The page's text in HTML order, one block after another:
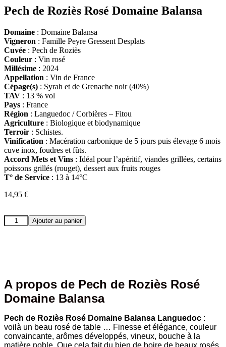
Pech de Roziès Rosé Domaine Balansa
Domaine : Domaine Balansa
Vigneron : Famille Peyre Gressent Desplats
Cuvée : Pech de Roziès
Couleur : Vin rosé
Millésime : 2024
Appellation : Vin de France
Cépage(s) : Syrah et de Grenache noir (40%)
TAV : 13 % vol
Pays : France
Région : Languedoc / Corbières – Fitou
Agriculture : Biologique et biodynamique
Terroir : Schistes.
Vinification : Macération carbonique de 5 jours puis élevage 6 mois
cuve inox, foudres et fûts.
Accord Mets et Vins : Idéal pour l’apéritif, viandes grillées, certains
poissons grillés (rouget), dessert aux fruits rouges
T° de Service : 13 à 14°C
14,95 €
Ajouter au panier
A propos de Pech de Roziès Rosé
Domaine Balansa
Pech de Roziès Rosé Domaine Balansa Languedoc :
voilà un beau rosé de table … Finesse et élégance, couleur
convaincante, arômes développés, vineux, bouche à la